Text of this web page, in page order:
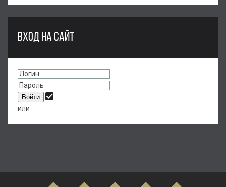
ВХОД НА САЙТ
или